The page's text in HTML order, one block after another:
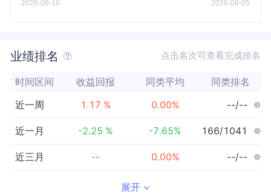
业绩排名 点击名次可查看完成排名
时间区间 收益回报 同类平均 同类排名
近一周 1.17 % 0.00% --/--
近一月 -2.25 % -7.65% 166/1041
近三月 -- 0.00% --/--
展开